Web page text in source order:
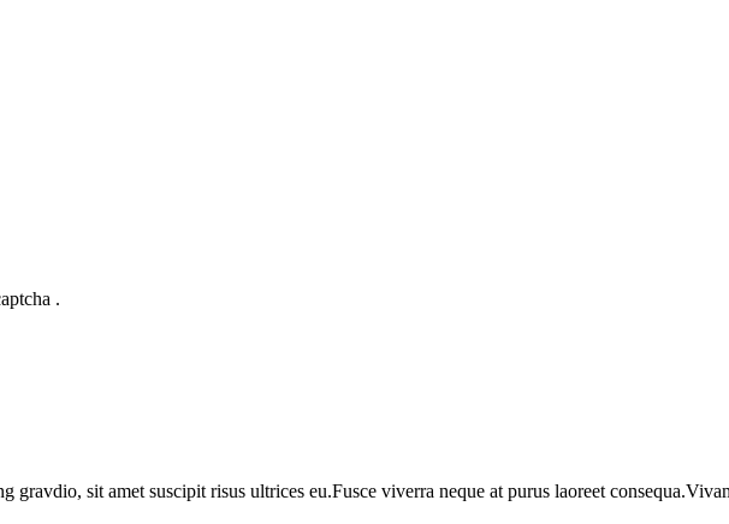
.
sit amet suscipit risus ultrices eu.Fusce viverra neque at purus laoreet